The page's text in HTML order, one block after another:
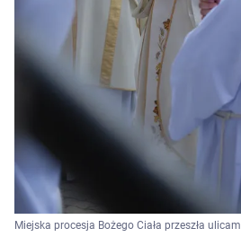
Miejska procesja Bożego Ciała przeszła